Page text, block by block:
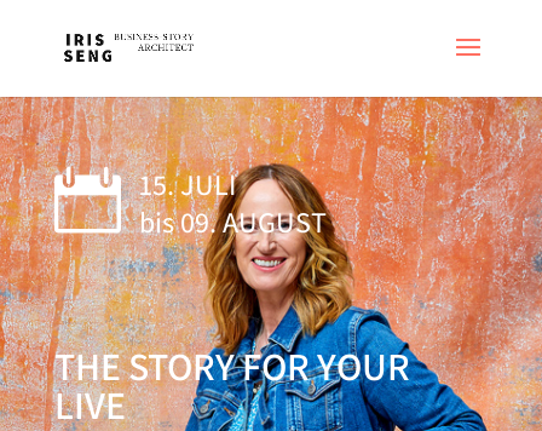
 15. JULI
bis 09. AUGUST
THE STORY FOR YOUR
LIVE